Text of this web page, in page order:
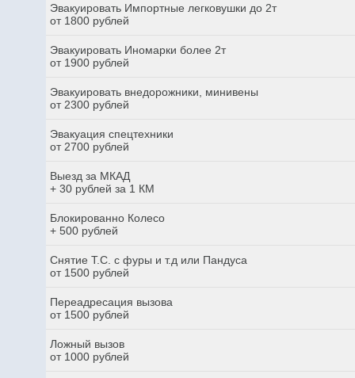
Эвакуировать Импортные легковушки до 2т
от 1800 рублей
Эвакуировать Иномарки более 2т
от 1900 рублей
Эвакуировать внедорожники, минивены
от 2300 рублей
Эвакуация спецтехники
от 2700 рублей
Выезд за МКАД
+ 30 рублей за 1 КМ
Блокированно Колесо
+ 500 рублей
Снятие Т.С. с фуры и т.д или Пандуса
от 1500 рублей
Переадресация вызова
от 1500 рублей
Ложный вызов
от 1000 рублей